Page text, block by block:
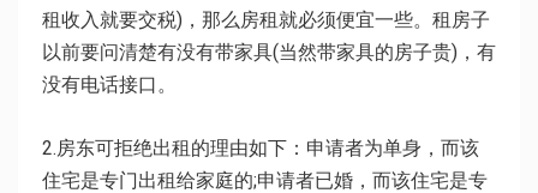
租收入就要交税)，那么房租就必须便宜一些。租房子
以前要问清楚有没有带家具(当然带家具的房子贵)，有
没有电话接口。
2.房东可拒绝出租的理由如下：申请者为单身，而该
住宅是专门出租给家庭的;申请者已婚，而该住宅是专